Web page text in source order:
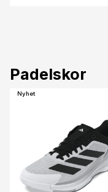
Padelskor
Nyhet